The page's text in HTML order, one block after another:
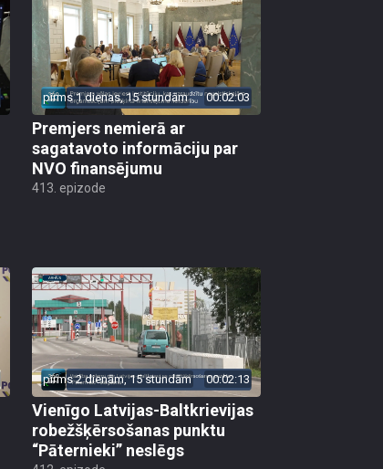
pirms 1 dienas, 15 stundām 00:02:03
Premjers nemierā ar
sagatavoto informāciju par
NVO finansējumu
413. epizode
pirms 2 dienām, 15 stundām 00:02:13
Vienīgo Latvijas-Baltkrievijas
robežšķērsošanas punktu
“Pāternieki” neslēgs